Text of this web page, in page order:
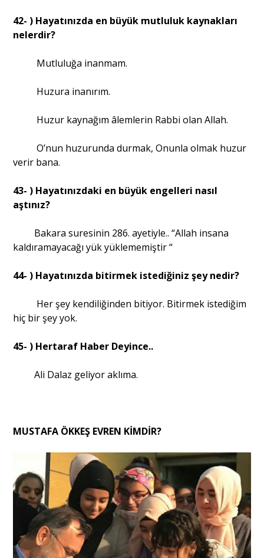
42- ) Hayatınızda en büyük mutluluk kaynakları
nelerdir?
Mutluluğa inanmam.
Huzura inanırım.
Huzur kaynağım âlemlerin Rabbi olan Allah.
O’nun huzurunda durmak, Onunla olmak huzur
verir bana.
43- ) Hayatınızdaki en büyük engelleri nasıl
aştınız?
Bakara suresinin 286. ayetiyle.. “Allah insana
kaldıramayacağı yük yüklememiştir “
44- ) Hayatınızda bitirmek istediğiniz şey nedir?
Her şey kendiliğinden bitiyor. Bitirmek istediğim
hiç bir şey yok.
45- ) Hertaraf Haber Deyince..
Ali Dalaz geliyor aklıma.
MUSTAFA ÖKKEŞ EVREN KİMDİR?